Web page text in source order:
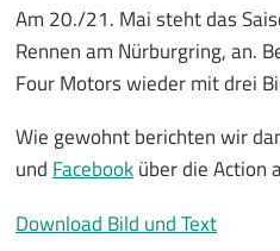
Am 20./21. Mai steht das
Rennen am Nürburgring, an.
Four Motors wieder mit drei
Wie gewohnt berichten wir
und Facebooküber die Action
Download Bild und Text